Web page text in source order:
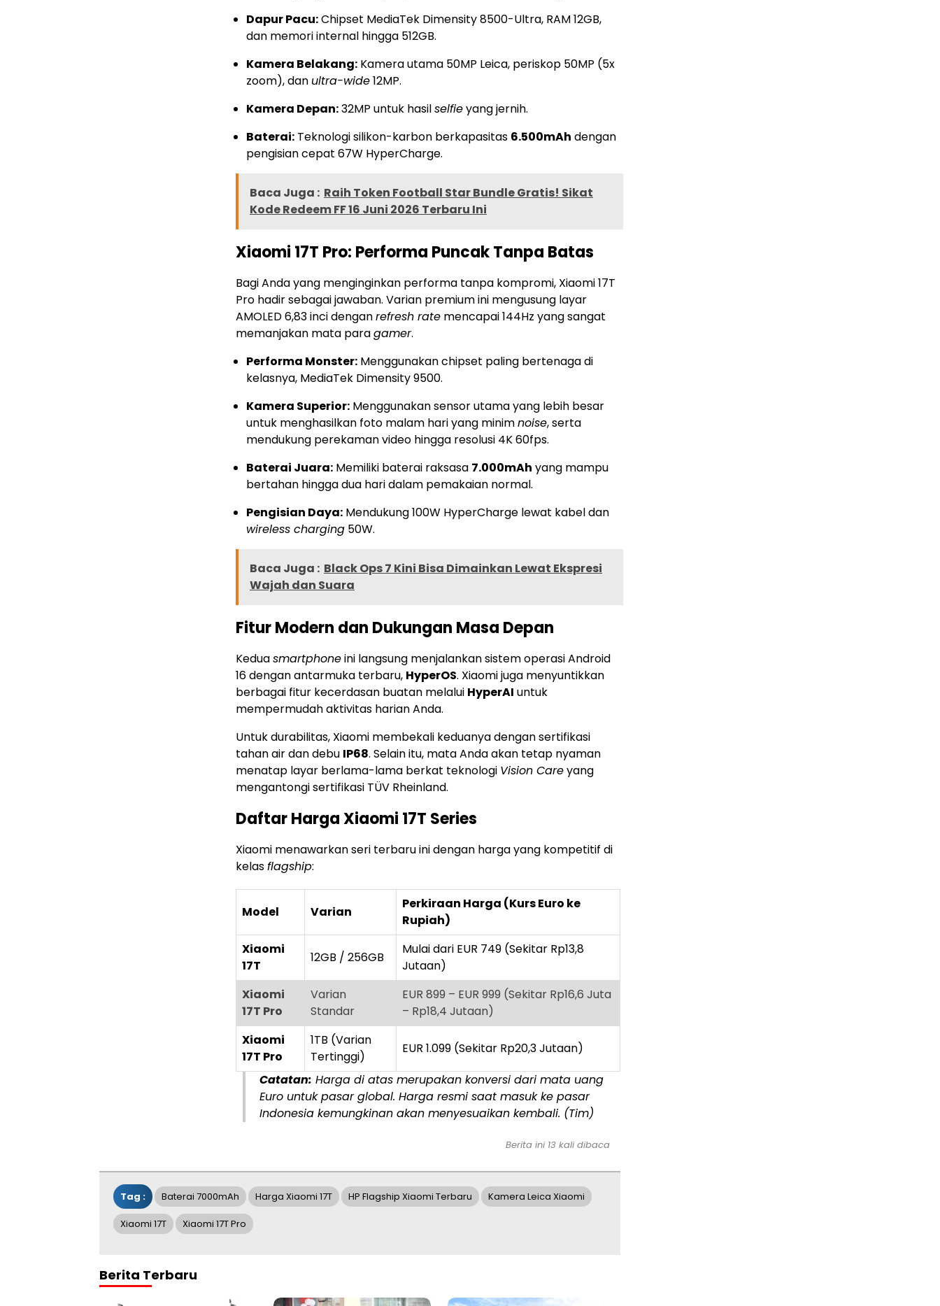
Dapur Pacu:Chipset MediaTek Dimensity 8500-Ultra, RAM 12GB,
dan memori internal hingga 512GB.
Kamera Belakang: Kamera utama 50MP Leica, periskop 50MP (5x
zoom), dan ultra-wide12MP.
Kamera Depan:32MP untuk hasilselfieyang jernih.
Baterai: Teknologi silikon-karbon berkapasitas 6.500mAh dengan
pengisian cepat 67W HyperCharge.
Baca Juga : Raih Token Football Star Bundle Gratis! Sikat
Kode Redeem FF 16 Juni 2026 Terbaru Ini
Xiaomi 17T Pro: Performa Puncak Tanpa Batas
Bagi Anda yang menginginkan performa tanpa kompromi, Xiaomi 17T
Pro hadir sebagai jawaban. Varian premium ini mengusung layar
AMOLED 6,83 inci denganrefresh rate mencapai 144Hz yang sangat
memanjakan mata paragamer.
Performa Monster: Menggunakan chipset paling bertenaga di
kelasnya, MediaTek Dimensity 9500.
Kamera Superior: Menggunakan sensor utama yang lebih besar
untuk menghasilkan foto malam hari yang minimnoise, serta
mendukung perekaman video hingga resolusi 4K 60fps.
Baterai Juara: Memiliki baterai raksasa 7.000mAh yang mampu
bertahan hingga dua hari dalam pemakaian normal.
Pengisian Daya: Mendukung 100W HyperCharge lewat kabel dan
wireless charging 50W.
Baca Juga : Black Ops 7 Kini Bisa Dimainkan Lewat Ekspresi
Wajah dan Suara
Fitur Modern dan Dukungan Masa Depan
Keduasmartphoneini langsung menjalankan sistem operasi Android
16 dengan antarmuka terbaru, HyperOS. Xiaomi juga menyuntikkan
berbagai fitur kecerdasan buatan melalui HyperAI untuk
mempermudah aktivitas harian Anda.
Untuk durabilitas, Xiaomi membekali keduanya dengan sertifikasi
tahan air dan debu IP68. Selain itu, mata Anda akan tetap nyaman
menatap layar berlama-lama berkat teknologi Vision Careyang
mengantongi sertifikasi TÜV Rheinland.
Daftar Harga Xiaomi 17T Series
Xiaomi menawarkan seri terbaru ini dengan harga yang kompetitif di
kelasflagship:
Model Varian
Perkiraan Harga (Kurs Euro ke
Rupiah)
Xiaomi
17T
12GB / 256GB
Mulai dari EUR 749 (Sekitar Rp13,8
Jutaan)
Xiaomi
17T Pro
Varian
Standar
EUR 899 – EUR 999 (Sekitar Rp16,6 Juta
– Rp18,4 Jutaan)
Xiaomi
17T Pro
1TB (Varian
Tertinggi)
EUR 1.099 (Sekitar Rp20,3 Jutaan)
Catatan: Harga di atas merupakan konversi dari mata uang
Euro untuk pasar global. Harga resmi saat masuk ke pasar
Indonesia kemungkinan akan menyesuaikan kembali. (Tim)
Berita ini 13 kali dibaca
Tag : Baterai 7000mAh Harga Xiaomi 17T HP Flagship Xiaomi Terbaru Kamera Leica Xiaomi
Xiaomi 17T Xiaomi 17T Pro
Berita Terbaru